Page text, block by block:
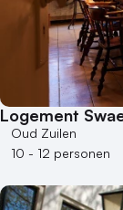
Industriële
Kasteel en
Kleine /
Locaties aan
Museum
Theater
Logement
Oud Zuilen
10 - 12 personen